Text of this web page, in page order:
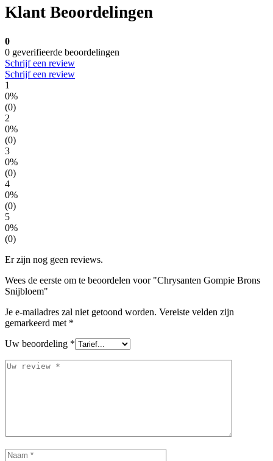
Klant Beoordelingen
0
0 geverifieerde beoordelingen
Schrijf een review
Schrijf een review
1
0%
(0)
2
0%
(0)
3
0%
(0)
4
0%
(0)
5
0%
(0)
Er zijn nog geen reviews.
Wees de eerste om te beoordelen voor "Chrysanten Gompie Brons
Snijbloem"
Je e-mailadres zal niet getoond worden. Vereiste velden zijn
gemarkeerd met *
Uw beoordeling *